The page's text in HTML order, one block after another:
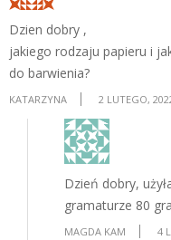
Dzien dobry ,
jakiego rodzaju papieru i
do barwienia?
KATARZYNA 2 LUTEGO,
Dzień dobry,
gramaturze 80
MAGDA KAM 4